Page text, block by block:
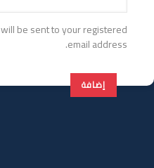
be sent to your registered
email address.